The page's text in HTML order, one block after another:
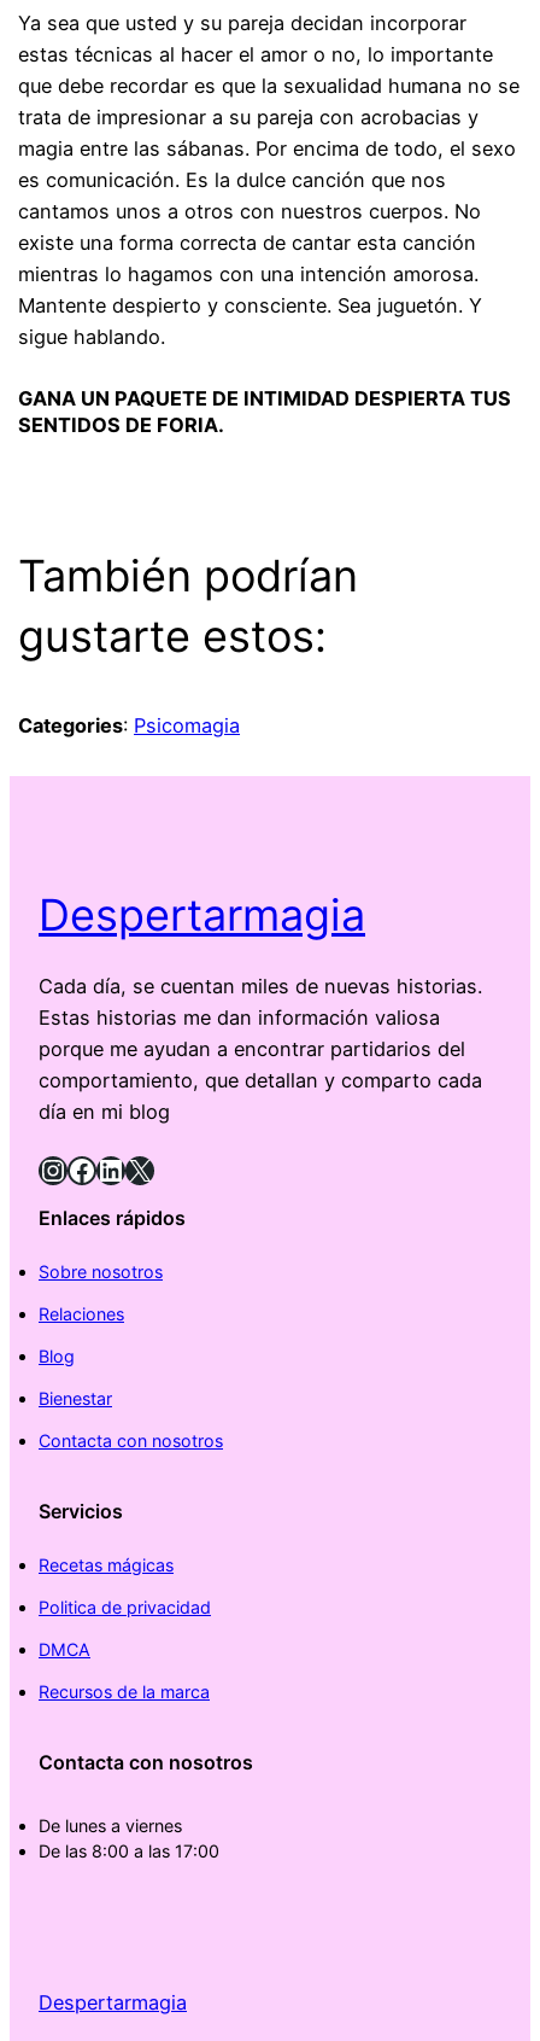
Ya sea que usted y su pareja decidan incorporar
estas técnicas al hacer el amor o no, lo importante
que debe recordar es que la sexualidad humana no se
trata de impresionar a su pareja con acrobacias y
magia entre las sábanas. Por encima de todo, el sexo
es comunicación. Es la dulce canción que nos
cantamos unos a otros con nuestros cuerpos. No
existe una forma correcta de cantar esta canción
mientras lo hagamos con una intención amorosa.
Mantente despierto y consciente. Sea juguetón. Y
sigue hablando.
GANA UN PAQUETE DE INTIMIDAD DESPIERTA TUS
SENTIDOS DE FORIA.
También podrían
gustarte estos:
Categories: Psicomagia
Despertarmagia
Cada día, se cuentan miles de nuevas historias.
Estas historias me dan información valiosa
porque me ayudan a encontrar partidarios del
comportamiento, que detallan y comparto cada
día en mi blog
InstagramFacebook LinkedIn X
Enlaces rápidos
Sobre nosotros
Relaciones
Blog
Bienestar
Contacta con nosotros
Servicios
Recetas mágicas
Politica de privacidad
DMCA
Recursos de la marca
Contacta con nosotros
De lunes a viernes
De las 8:00 a las 17:00
Despertarmagia